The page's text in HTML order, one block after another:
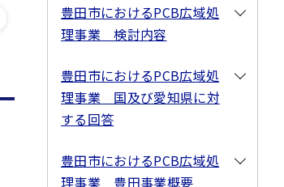
豊田市におけるPCB広域処
理事業 検討内容
豊田市におけるPCB広域処
理事業 国及び愛知県に対
する回答
豊田市におけるPCB広域処
理事業 豊田事業概要